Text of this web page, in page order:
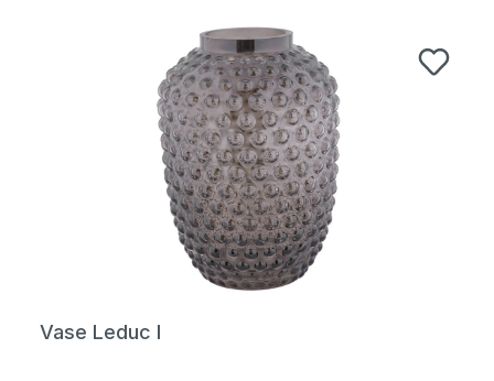
Vase Leduc I